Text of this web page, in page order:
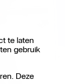
te laten
gebruik
Deze